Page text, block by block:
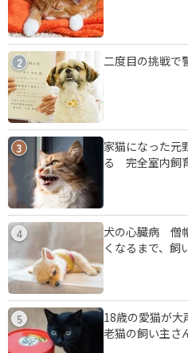
2 二度目の挑戦で
3
家猫になった元
る 完全室内飼
4
犬の心臓病 僧
くなるまで、飼
5
18歳の愛猫が
老猫の飼い主さ